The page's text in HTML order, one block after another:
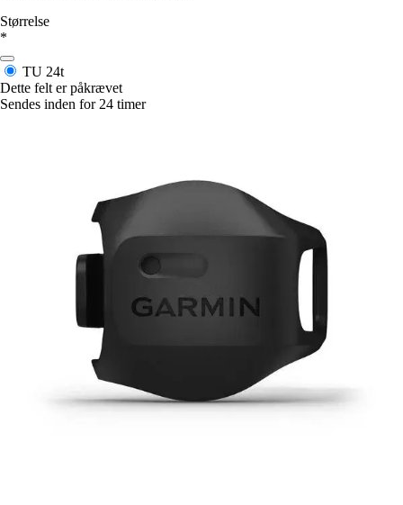
Størrelse
*
TU 24t
Dette felt er påkrævet
Sendes inden for 24 timer